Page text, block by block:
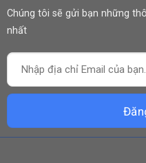
Chúng tôi sẽ gửi bạn những
nhất